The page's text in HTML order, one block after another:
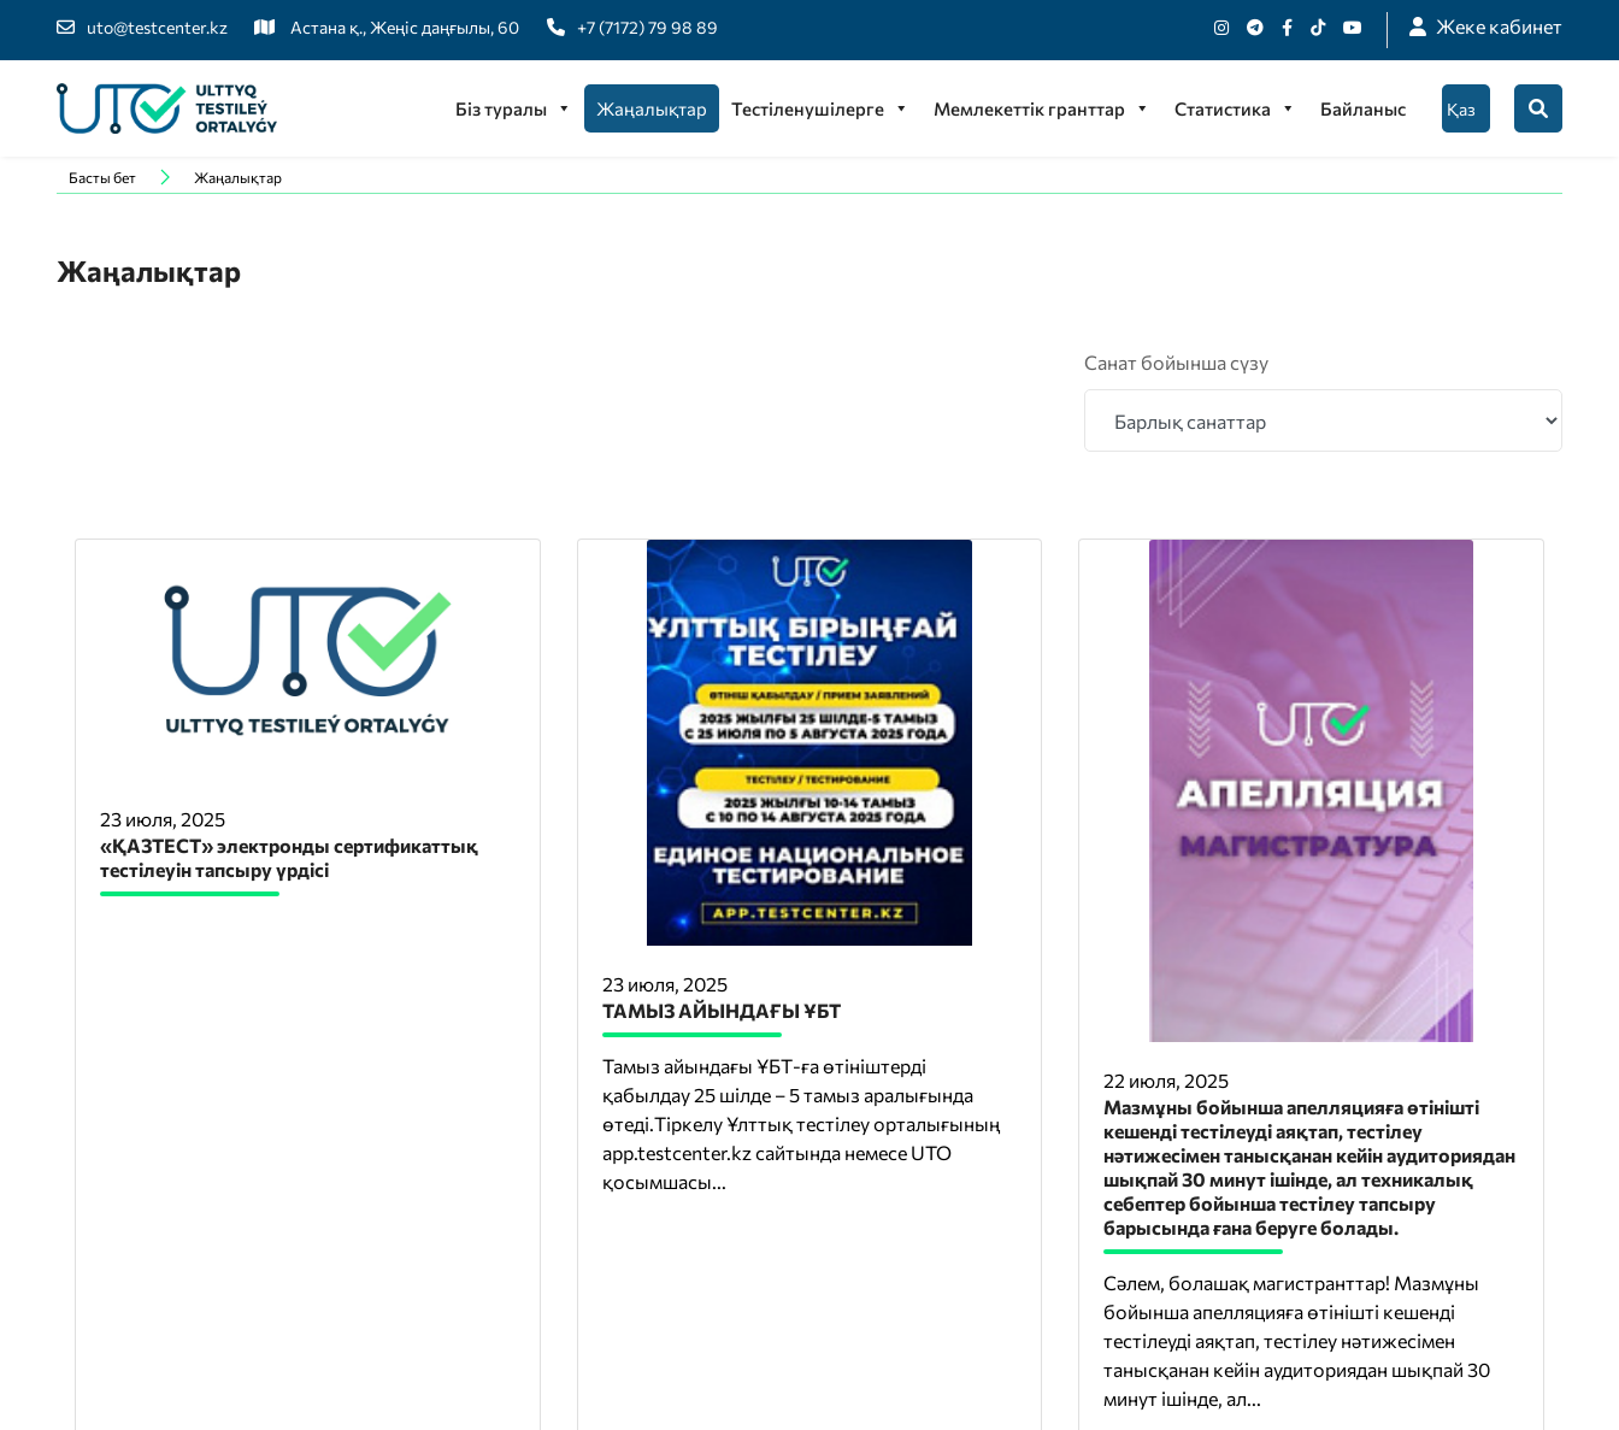
uto@testcenter.kz Астана қ., Жеңіс даңғылы, 60 +7 (7172) 79 98 89 Жеке кабинет
Біз туралы Жаңалықтар Тестіленушілерге Мемлекеттік гранттар Статистика Байланыс
Басты бет Жаңалықтар
Жаңалықтар
Санат бойынша сүзу
23 июля, 2025
«ҚАЗТЕСТ» электронды сертификаттық
тестілеуін тапсыру үрдісі
23 июля, 2025
ТАМЫЗ АЙЫНДАҒЫ ҰБТ
Тамыз айындағы ҰБТ-ға өтініштерді
қабылдау 25 шілде – 5 тамыз аралығында
өтеді.Тіркелу Ұлттық тестілеу орталығының
app.testcenter.kz сайтында немесе UTO
қосымшасы...
22 июля, 2025
Мазмұны бойынша апелляцияға өтінішті
кешенді тестілеуді аяқтап, тестілеу
нәтижесімен танысқанан кейін аудиториядан
шықпай 30 минут ішінде, ал техникалық
себептер бойынша тестілеу тапсыру
барысында ғана беруге болады.
Сәлем, болашақ магистранттар! Мазмұны
бойынша апелляцияға өтінішті кешенді
тестілеуді аяқтап, тестілеу нәтижесімен
танысқанан кейін аудиториядан шықпай 30
минут ішінде, ал...